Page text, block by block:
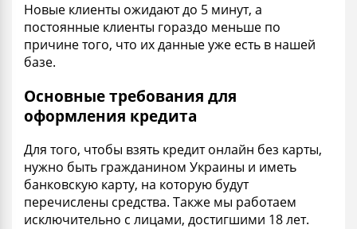
Новые клиенты ожидают до 5 минут, а
постоянные клиенты гораздо меньше по
причине того, что их данные уже есть в нашей
базе.
Основные требования для
оформления кредита
Для того, чтобы взять кредит онлайн без карты,
нужно быть гражданином Украины и иметь
банковскую карту, на которую будут
перечислены средства. Также мы работаем
исключительно с лицами, достигшими 18 лет.